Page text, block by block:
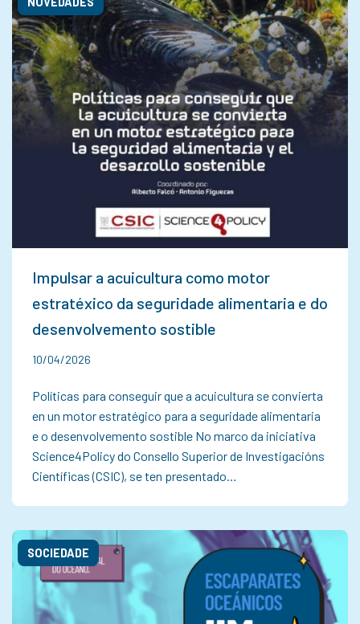
Impulsar a acuicultura como motor
estratéxico da seguridade alimentaria e do
desenvolvemento sostible
10/04/2026
Políticas para conseguir que a acuicultura se convierta
en un motor estratégico para a seguridade alimentaria
e o desenvolvemento sostible No marco da iniciativa
Science4Policy do Consello Superior de Investigacións
Científicas (CSIC), se ten presentado…
SOCIEDADE